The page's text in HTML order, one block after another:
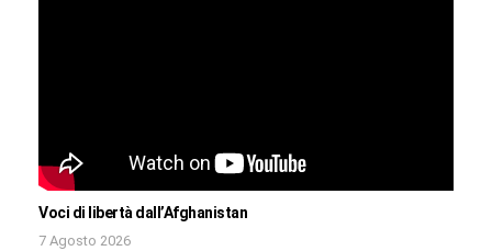
Voci di libertà dall’Afghanistan
7 Agosto 2026